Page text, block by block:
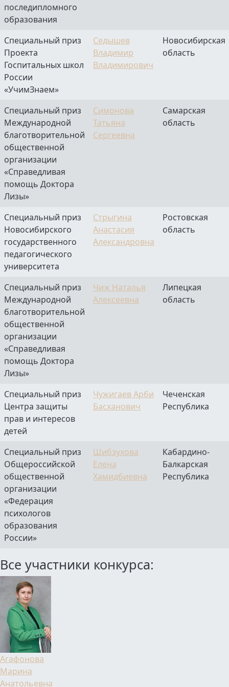
последипломного
образования
Специальный приз
Проекта
Госпитальных школ
России
«УчимЗнаем»
Седышев
Владимир
Владимирович
Новосибирская
область
Специальный приз
Международной
благотворительной
общественной
организации
«Справедливая
помощь Доктора
Лизы»
Симонова
Татьяна
Сергеевна
Самарская
область
Специальный приз
Новосибирского
государственного
педагогического
университета
Стрыгина
Анастасия
Александровна
Ростовская
область
Специальный приз
Международной
благотворительной
общественной
организации
«Справедливая
помощь Доктора
Лизы»
Чиж Наталья
Алексеевна
Липецкая
область
Специальный приз
Центра защиты
прав и интересов
детей
Чужигаев Арби
Басханович
Чеченская
Республика
Специальный приз
Общероссийской
общественной
организации
«Федерация
психологов
образования
России»
Шибзухова
Елена
Хамидбиевна
Кабардино-
Балкарская
Республика
Все участники конкурса:
Фамилия Имя Отчество
Агафонова
Марина
Анатольевна